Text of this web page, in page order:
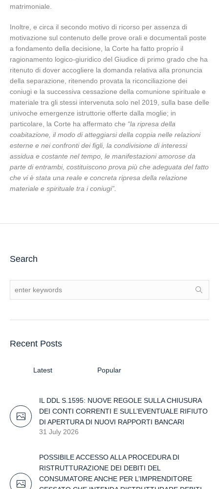
matrimoniale.
Inoltre, e circa il secondo motivo di ricorso per assenza di
motivazione sul contenuto delle prove orali e documentali poste
a fondamento della decisione, la Corte ha fatto proprio il
ragionamento logico-giuridico del Giudice di primo grado che ha
ritenuto di dover accogliere la domanda relativa alla pronuncia
della separazione, ritenendo provata la riconciliazione dei
coniugi e la successiva cessazione della comunione spirituale e
materiale tra gli stessi intervenuta solo nel 2019, sulla base delle
univoche emergenze istruttorie offerte dalla moglie; in
particolare, la Corte ha affermato che “la ripresa della
coabitazione, il modo di atteggiarsi della coppia nelle relazioni
esterne e nei confronti dei figli, la condivisione di interessi
assidua e costante nel tempo, le manifestazioni amorose da
parte di entrambi, costituiscono prova più che adeguata del fatto
che vi è stata una reale e concreta ripresa della relazione
materiale e spirituale tra i coniugi”.
Search
Recent Posts
Latest Popular
IL DDL S.1595: NUOVE REGOLE SULLA CHIUSURA
DEI CONTI CORRENTI E SULL’EVENTUALE RIFIUTO
DI APERTURA DI NUOVI RAPPORTI BANCARI
31 July 2026
POSSIBILE ACCESSO ALLA PROCEDURA DI
RISTRUTTURAZIONE DEI DEBITI DEL
CONSUMATORE ANCHE PER L’IMPRENDITORE